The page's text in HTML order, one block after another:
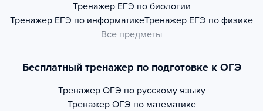
Тренажер ЕГЭ по биологии
Тренажер ЕГЭ по информатикеТренажер ЕГЭ по физике
Все предметы
Бесплатный тренажер по подготовке к ОГЭ
Тренажер ОГЭ по русскому языку
Тренажер ОГЭ по математике